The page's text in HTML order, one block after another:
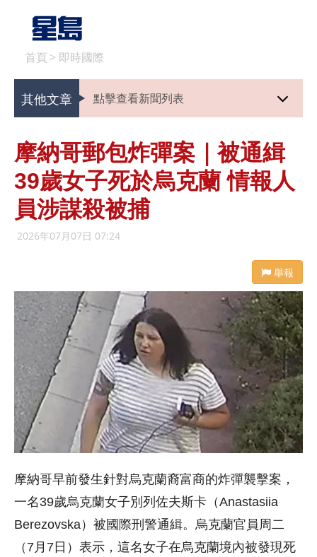
首頁 > 即時國際
其他文章 點擊查看新聞列表
摩納哥郵包炸彈案｜被通緝
39歲女子死於烏克蘭 情報人
員涉謀殺被捕
2026年07月07日 07:24
舉報
摩納哥早前發生針對烏克蘭裔富商的炸彈襲擊案，
一名39歲烏克蘭女子別列佐夫斯卡（Anastasiia
Berezovska）被國際刑警通緝。烏克蘭官員周二
（7月7日）表示，這名女子在烏克蘭境內被發現死